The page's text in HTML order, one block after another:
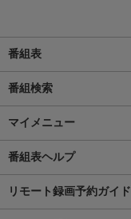
番組表
番組検索
マイメニュー
番組表ヘルプ
リモート録画予約ガイド